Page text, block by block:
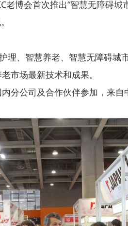
博会首次推出“智慧无障碍
、智慧养老、智慧无障碍
市场最新技术和成果。
分公司及合作伙伴参加，来